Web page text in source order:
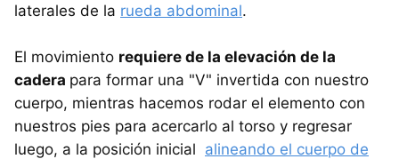
laterales de la rueda abdominal.
El movimiento requiere de la elevación de la
cadera para formar una "V" invertida con nuestro
cuerpo, mientras hacemos rodar el elemento con
nuestros pies para acercarlo al torso y regresar
luego, a la posición inicial alineando el cuerpo de